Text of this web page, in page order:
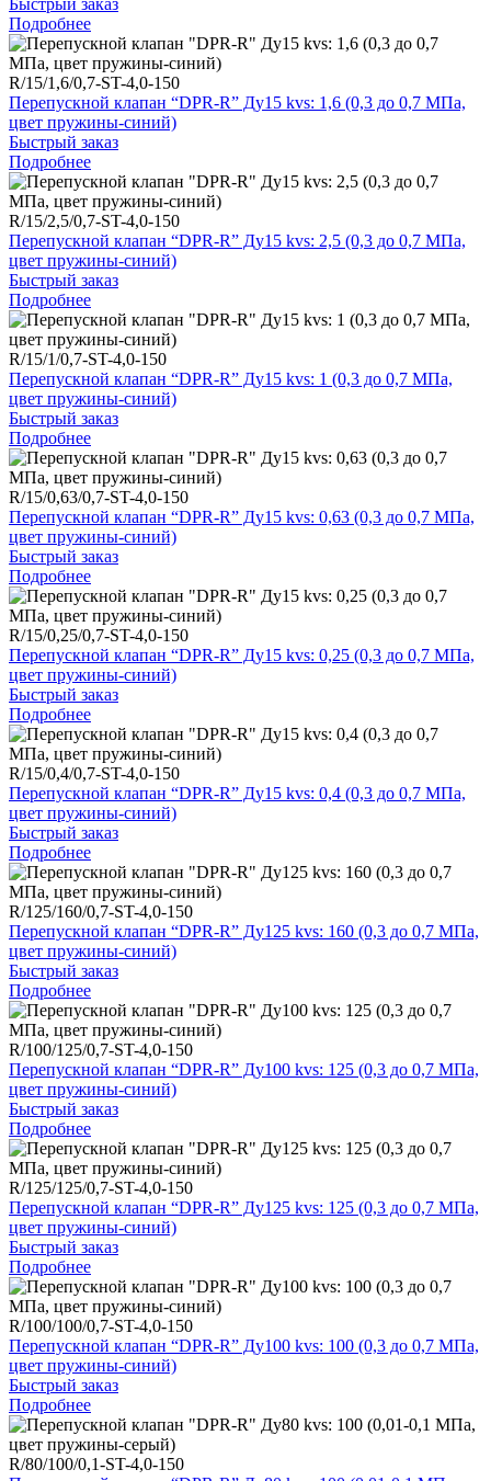
Быстрый заказ
Подробнее
R/15/1,6/0,7-ST-4,0-150
Перепускной клапан “DPR-R” Ду15 kvs: 1,6 (0,3 до 0,7 МПа,
цвет пружины-синий)
Быстрый заказ
Подробнее
R/15/2,5/0,7-ST-4,0-150
Перепускной клапан “DPR-R” Ду15 kvs: 2,5 (0,3 до 0,7 МПа,
цвет пружины-синий)
Быстрый заказ
Подробнее
R/15/1/0,7-ST-4,0-150
Перепускной клапан “DPR-R” Ду15 kvs: 1 (0,3 до 0,7 МПа,
цвет пружины-синий)
Быстрый заказ
Подробнее
R/15/0,63/0,7-ST-4,0-150
Перепускной клапан “DPR-R” Ду15 kvs: 0,63 (0,3 до 0,7 МПа,
цвет пружины-синий)
Быстрый заказ
Подробнее
R/15/0,25/0,7-ST-4,0-150
Перепускной клапан “DPR-R” Ду15 kvs: 0,25 (0,3 до 0,7 МПа,
цвет пружины-синий)
Быстрый заказ
Подробнее
R/15/0,4/0,7-ST-4,0-150
Перепускной клапан “DPR-R” Ду15 kvs: 0,4 (0,3 до 0,7 МПа,
цвет пружины-синий)
Быстрый заказ
Подробнее
R/125/160/0,7-ST-4,0-150
Перепускной клапан “DPR-R” Ду125 kvs: 160 (0,3 до 0,7 МПа,
цвет пружины-синий)
Быстрый заказ
Подробнее
R/100/125/0,7-ST-4,0-150
Перепускной клапан “DPR-R” Ду100 kvs: 125 (0,3 до 0,7 МПа,
цвет пружины-синий)
Быстрый заказ
Подробнее
R/125/125/0,7-ST-4,0-150
Перепускной клапан “DPR-R” Ду125 kvs: 125 (0,3 до 0,7 МПа,
цвет пружины-синий)
Быстрый заказ
Подробнее
R/100/100/0,7-ST-4,0-150
Перепускной клапан “DPR-R” Ду100 kvs: 100 (0,3 до 0,7 МПа,
цвет пружины-синий)
Быстрый заказ
Подробнее
R/80/100/0,1-ST-4,0-150